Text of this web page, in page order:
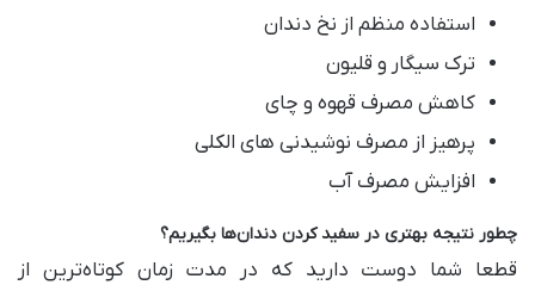
استفاده منظم از نخ دندان
ترک سیگار و قلیون
کاهش مصرف قهوه و چای
پرهیز از مصرف نوشیدنی های الکلی
افزایش مصرف آب
چطور نتیجه بهتری در سفید کردن دندان‌ها بگیریم؟
قطعا شما دوست دارید که در مدت زمان کوتاه‌ترین از